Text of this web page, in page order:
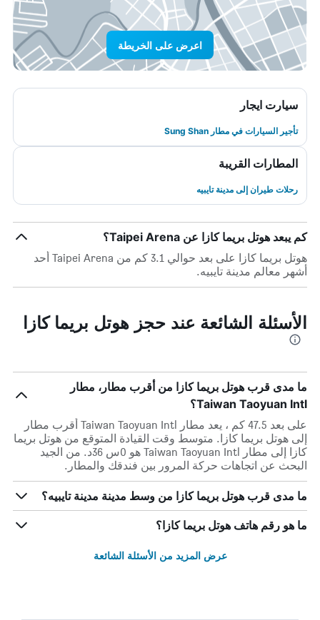
اعرض على الخريطة
سيارت ايجار
تأجير السيارات في مطار Sung Shan
المطارات القريبة
رحلات طيران إلى مدينة تايبيه
كم يبعد هوتل بريما كازا عن Taipei Arena؟
هوتل بريما كازا على بعد حوالي 3.1 كم من Taipei Arena أحد
أشهر معالم مدينة تايبيه.
الأسئلة الشائعة عند حجز هوتل بريما كازا
ما مدى قرب هوتل بريما كازا من أقرب مطار، مطار
Taiwan Taoyuan Intl؟
على بعد 47.5 كم ، يعد مطار Taiwan Taoyuan Intl أقرب مطار
إلى هوتل بريما كازا. متوسط وقت القيادة المتوقع من هوتل بريما
كازا إلى مطار Taiwan Taoyuan Intl هو 0س 36د. من الجيد
البحث عن اتجاهات حركة المرور بين فندقك والمطار.
ما مدى قرب هوتل بريما كازا من وسط مدينة مدينة تايبيه؟
ما هو رقم هاتف هوتل بريما كازا؟
عرض المزيد من الأسئلة الشائعة